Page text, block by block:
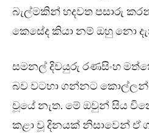
බැල්මකින් හදවත පසාරු
කෙසේද කියා නම් ඔහු නො
සමනල් දිවයුරු රණසිංහ
බව වටහා ගන්නට
වූයේ නැත. මේ ඔවුන් සිය
කළා වූ දිනයක් නිසාවෙන් ඒ